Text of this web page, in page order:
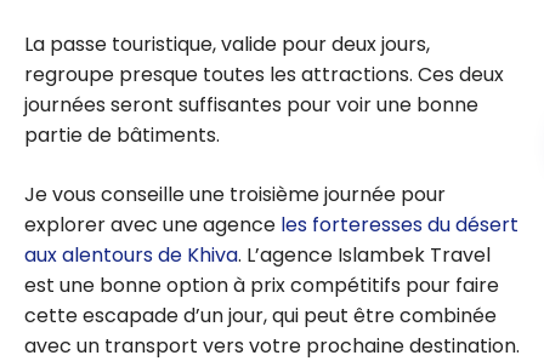
La passe touristique, valide pour deux jours,
regroupe presque toutes les attractions. Ces deux
journées seront suffisantes pour voir une bonne
partie de bâtiments.
Je vous conseille une troisième journée pour
explorer avec une agence les forteresses du désert
aux alentours de Khiva. L’agence Islambek Travel
est une bonne option à prix compétitifs pour faire
cette escapade d’un jour, qui peut être combinée
avec un transport vers votre prochaine destination.